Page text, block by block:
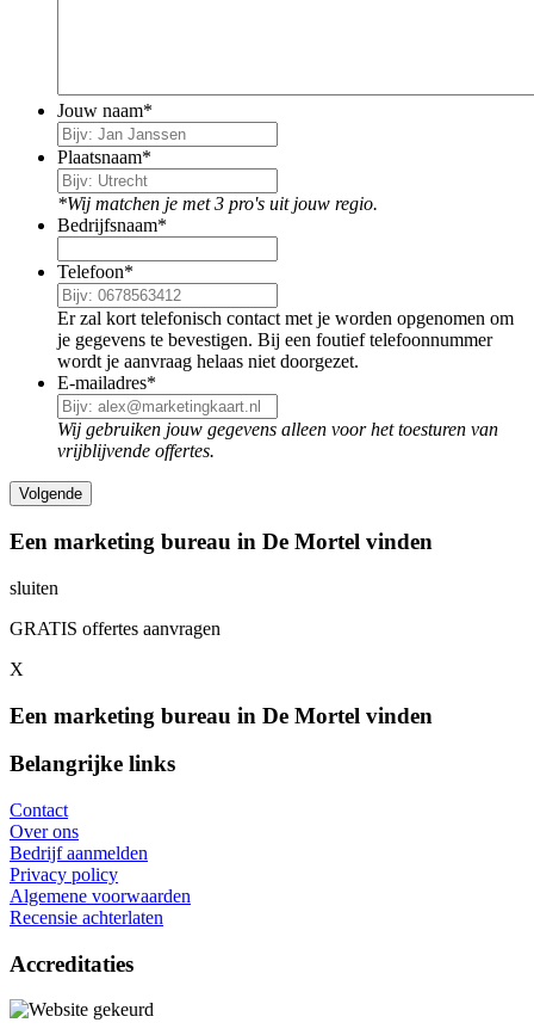
Jouw naam*
Plaatsnaam*
*Wij matchen je met 3 pro's uit jouw regio.
Bedrijfsnaam*
Telefoon*
Er zal kort telefonisch contact met je worden opgenomen om
je gegevens te bevestigen. Bij een foutief telefoonnummer
wordt je aanvraag helaas niet doorgezet.
E-mailadres*
Wij gebruiken jouw gegevens alleen voor het toesturen van
vrijblijvende offertes.
Een marketing bureau in De Mortel vinden
sluiten
GRATIS offertes aanvragen
X
Een marketing bureau in De Mortel vinden
Belangrijke links
Contact
Over ons
Bedrijf aanmelden
Privacy policy
Algemene voorwaarden
Recensie achterlaten
Accreditaties